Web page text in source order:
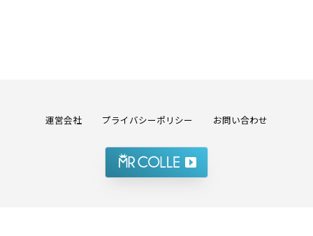
運営会社 プライバシーポリシー お問い合わせ